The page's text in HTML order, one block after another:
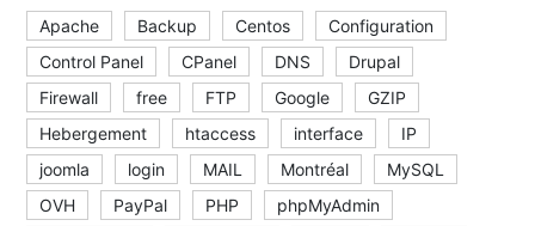
Apache Backup Centos
Configuration
Control Panel
CPanel DNS
Drupal
Firewall
free FTP Google
GZIP
Hebergement
htaccess interface
IP
joomla
login MAIL Montréal
MySQL
OVH
PayPal PHP
phpMyAdmin